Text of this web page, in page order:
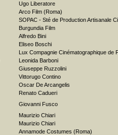
Ugo Liberatore
Arco Film (Roma)
SOPAC - Sté de Production Artisanale
Burgundia Film
Alfredo Bini
Eliseo Boschi
Lux Compagnie Cinématographique de
Leonida Barboni
Giuseppe Ruzzolini
Vittorugo Contino
Oscar De Arcangelis
Renato Cadueri
Giovanni Fusco
Maurizio Chiari
Maurizio Chiari
Annamode Costumes (Roma)